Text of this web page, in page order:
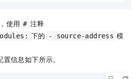
使用 # 注释
下的 - source-address 模
信息如下所示。